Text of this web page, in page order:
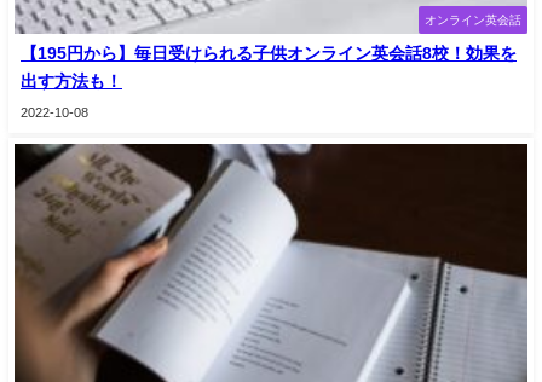
オンライン英会話
【195円から】毎日受けられる子供オンライン英会話8校！効果を
出す方法も！
2022-10-08